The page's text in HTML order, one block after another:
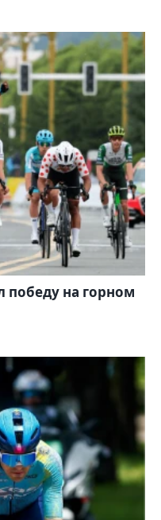
на горном